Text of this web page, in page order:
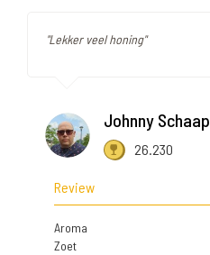
"Lekker veel honing"
Johnny Schaap
26.230
Review
Aroma
Zoet